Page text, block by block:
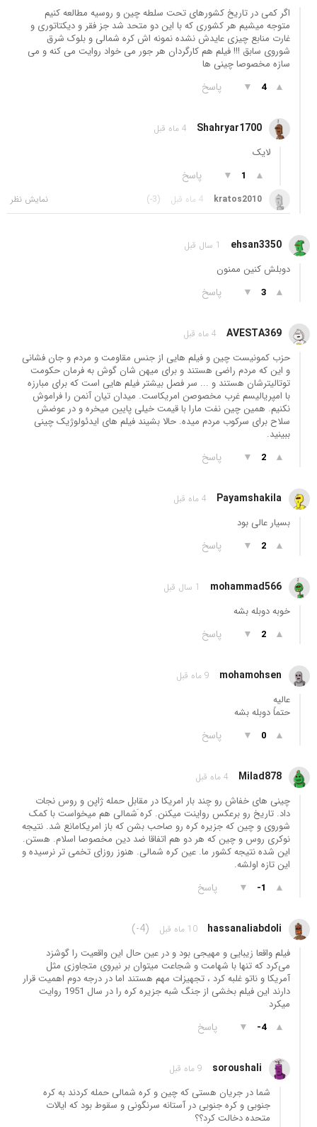
اگر کمی در تاریخ کشورهای تحت سلطه چین و روسیه مطالعه کنیم
متوجه میشیم هر کشوری که با این دو متحد شد جز فقر و دیکتاتوری و
غارت منابع چیزی عایدش نشده نمونه اش کره شمالی و بلوک شرق
شوروی سابق !!! فیلم هم کارگردان هر جور می خواد روایت می کنه و می
سازه مخصوصا چینی ها
▲
4
▼ پاسخ
Shahryar1700 4 ماه قبل
لایک
▲
1
▼ پاسخ
kratos2010 4 ماه قبل (-3)
ehsan3350 1 سال قبل
دوبلش کنین ممنون
▲
3
▼ پاسخ
AVESTA369 4 ماه قبل
حزب کمونیست چین و فیلم هایی از جنس مقاومت و مردم و جان فشانی
و این که مردم راضی هستند و برای میهن شان گوش به فرمان حکومت
توتالیترشان هستند و ... سر فصل بیشتر فیلم هایی است که برای مبارزه
با امپریالیسم غرب مخصوصن امریکاست. میدان تیان آنمن را فراموش
نکنیم. همین چین نفت مارا با قیمت خیلی پایین میخره و در عوضش
سلاح برای سرکوب مردم میده. حالا بشیند فیلم های ایدئولوژیک چینی
ببینید.
▲
2
▼ پاسخ
Payamshakila 4 ماه قبل
بسیار عالی بود
▲
2
▼ پاسخ
mohammad566 1 سال قبل
خوبه دوبله بشه
▲
2
▼ پاسخ
mohamohsen 9 ماه قبل
عالیه
حتماً دوبله بشه
▲
0
▼ پاسخ
Milad878 4 ماه قبل
چینی های خفاش رو چند بار امریکا در مقابل حمله ژاپن و روس نجات
داد. تاریخ رو برعکس رواینت میکنن. کره َشمالی هم میخواست با کمک
شوروی و چین که جزیره کره رو صاحب بشن که باز امریکا‌مانع شد. نتیجه
نوکری روس و چین که هر دو هم اتفاقا ضد دین مخصوصا اسلام. هستن.
این شده نتیجه کشور ما. عین کره شمالی. هنوز روزای تخمی تر نرسیده و
این تازه اولشه.
▲
-1
▼ پاسخ
hassanaliabdoli 10 ماه قبل (-4)
فیلم واقعا زیبایی و مهیجی بود و در عین حال این واقعیت را گوشزد
می‌کرد که تنها با شهامت و شجاعت میتوان بر نیروی متجاوزی مثل
آمریکا و ناتو غلبه کرد ، تجهیزات مهم هستند اما در درجه دوم اهمیت قرار
دارند این فیلم بخشی از جنگ شبه جزیره کره را در سال 1951 روایت
میکرد
▲
-4
▼ پاسخ
soroushali 9 ماه قبل
شما در جریان هستی که چین و کره شمالی حمله کردند به کره
جنوبی و کره جنوبی در آستانه سرنگونی و سقوط بود که ایالات
متحده دخالت کرد؟؟